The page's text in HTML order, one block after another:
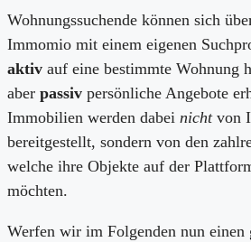
Wohnungssuchende können sich
Immomio mit einem eigenen
aktiv auf eine bestimmte Wohnung
aber passiv persönliche Angebote
Immobilien werden dabei nicht von
bereitgestellt, sondern von den
welche ihre Objekte auf der
möchten.
Werfen wir im Folgenden nun einen